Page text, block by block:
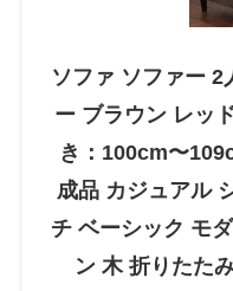
ソファ ソファー 2
ー ブラウン レッ
き：100cm〜
成品 カジュアル
チ ベーシック モ
ン 木 折りたた